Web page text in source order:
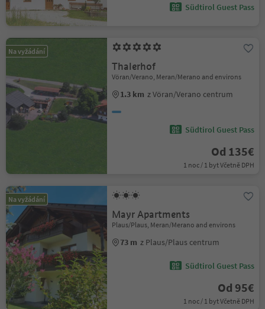
Südtirol Guest Pass
Na vyžádání
Thalerhof
Vöran/Verano, Meran/Merano and environs
1.3 km z Vöran/Verano centrum
Südtirol Guest Pass
Od 135€
1 noc / 1 byt Včetně DPH
Na vyžádání
Mayr Apartments
Plaus/Plaus, Meran/Merano and environs
73 m z Plaus/Plaus centrum
Südtirol Guest Pass
Od 95€
1 noc / 1 byt Včetně DPH